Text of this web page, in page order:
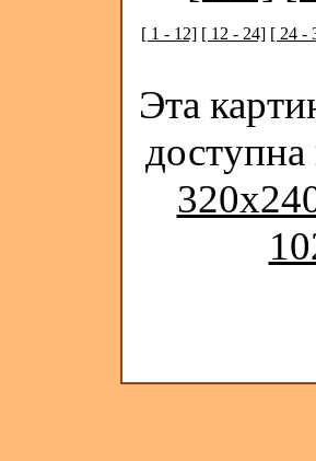
[ 1 - 12] [ 12 - 24] [ 24 -
Эта